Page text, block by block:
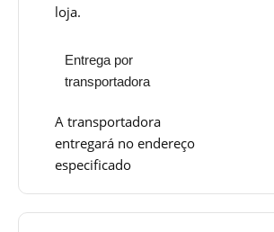
loja.
Entrega por
transportadora
A transportadora
entregará no endereço
especificado